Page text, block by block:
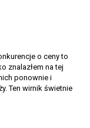
o ceny to
znalazłem na tej
ponownie i
Ten wirnik świetnie